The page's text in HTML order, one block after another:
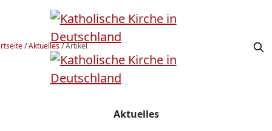
/Aktuelles/Artikel
Aktuelles